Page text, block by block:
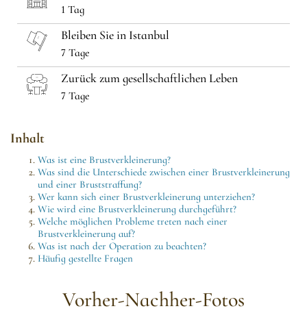
1 Tag
Bleiben Sie in Istanbul
7 Tage
Zurück zum gesellschaftlichen Leben
7 Tage
Inhalt
Was ist eine Brustverkleinerung?
Was sind die Unterschiede zwischen einer Brustverkleinerung
und einer Bruststraffung?
Wer kann sich einer Brustverkleinerung unterziehen?
Wie wird eine Brustverkleinerung durchgeführt?
Welche möglichen Probleme treten nach einer
Brustverkleinerung auf?
Was ist nach der Operation zu beachten?
Häufig gestellte Fragen
Vorher-Nachher-Fotos